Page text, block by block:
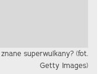
superwulkany? (fot.
Getty Images)